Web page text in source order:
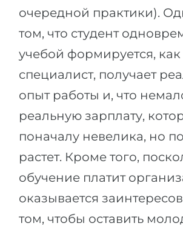
очередной практики).
том, что студент
учебой формируется, как
специалист, получает
опыт работы и, что
реальную зарплату,
поначалу невелика, но
растет. Кроме того,
обучение платит
оказывается
том, чтобы оставить